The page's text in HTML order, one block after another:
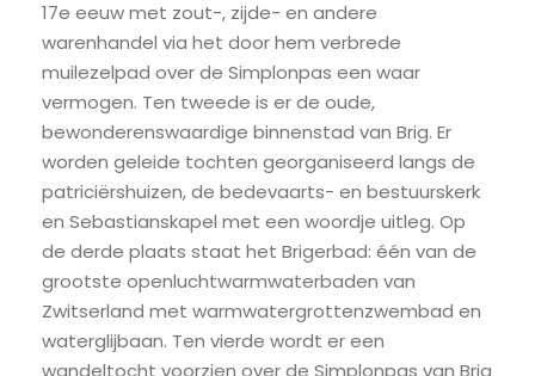
17e eeuw met zout-, zijde- en andere
warenhandel via het door hem verbrede
muilezelpad over de Simplonpas een waar
vermogen. Ten tweede is er de oude,
bewonderenswaardige binnenstad van Brig. Er
worden geleide tochten georganiseerd langs de
patriciërshuizen, de bedevaarts- en bestuurskerk
en Sebastianskapel met een woordje uitleg. Op
de derde plaats staat het Brigerbad: één van de
grootste openluchtwarmwaterbaden van
Zwitserland met warmwatergrottenzwembad en
waterglijbaan. Ten vierde wordt er een
wandeltocht voorzien over de Simplonpas van Brig